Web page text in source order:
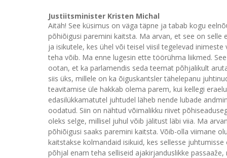
Justiitsminister Kristen Michal
Aitäh! See küsimus on väga täpne ja tabab kogu
põhiõigusi paremini kaitsta. Ma arvan, et see on selle
ja isikutele, kes ühel või teisel viisil tegelevad
teha võib. Ma enne lugesin ette töörühma liikmed.
ootan, et ka parlamendis seda teemat põhjalikult
siis üks, millele on ka õiguskantsler tähelepanu
teavitamise üle hakkab olema parem, kui kellegi
edasilükkamatutel juhtudel läheb nende lubade
oodatud. Siin on nähtud võimalikku riivet
oleks selge, millisel juhul võib jälitust läbi viia. Ma
põhiõigusi saaks paremini kaitsta. Võib-olla viimane
kaitstakse kolmandaid isikuid, kes sellesse
põhjal enam teha selliseid ajakirjanduslikke